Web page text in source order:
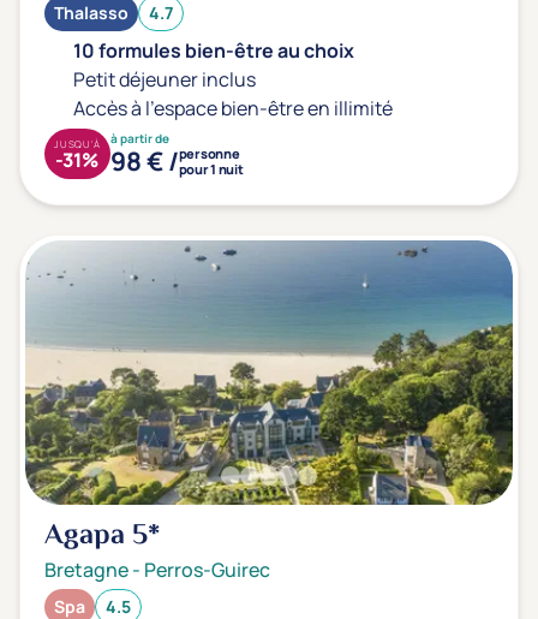
Thalasso 4.7
10 formules bien-être au choix
Petit déjeuner inclus
Accès à l'espace bien-être en illimité
à partir de
98 € /personne
pour 1 nuit
JUSQU'À
-31%
Agapa 5*
Bretagne- Perros-Guirec
Spa 4.5